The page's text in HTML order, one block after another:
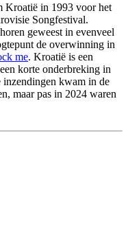
Kroatië in 1993 voor het
Songfestival.
geweest in evenveel
de overwinning in
me. Kroatië is een
korte onderbreking in
inzendingen kwam in de
maar pas in 2024 waren